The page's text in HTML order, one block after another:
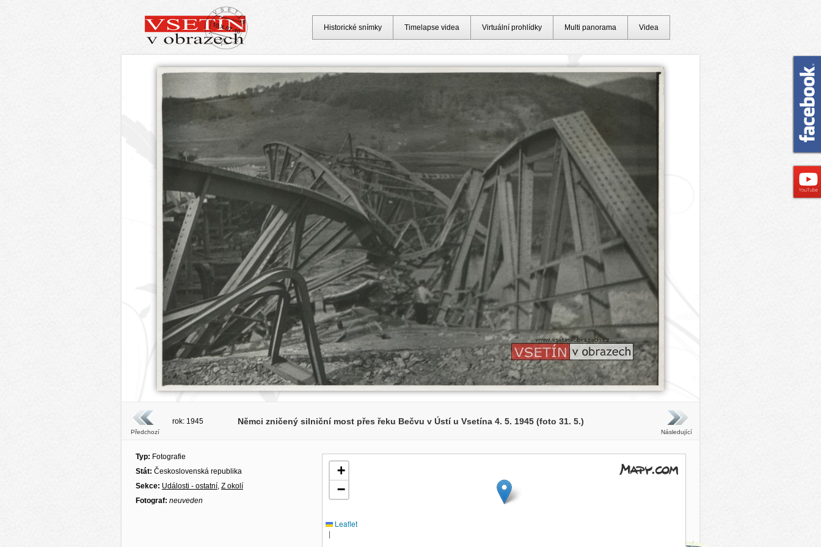
Předchozí
rok: 1945 Němci zničený silniční most přes řeku Bečvu v Ústí u Vsetína 4. 5. 1945 (foto 31. 5.)
Následující
Typ: Fotografie
Stát: Československá republika
Sekce: Události - ostatní, Z okolí
Fotograf: neuveden
+
−
Leaflet
|
Historické snímky Timelapse videa Virtuální prohlídky Multi panorama Videa